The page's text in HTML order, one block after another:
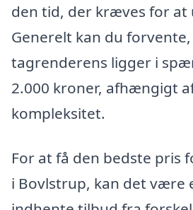
den tid, der kræves for at
Generelt kan du
tagrenderens ligger i
2.000 kroner, afhængigt
kompleksitet.
For at få den bedste pris
i Bovlstrup, kan det være